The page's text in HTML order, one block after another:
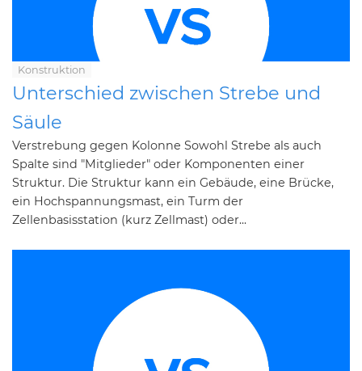
Konstruktion
Unterschied zwischen Strebe und
Säule
Verstrebung gegen Kolonne Sowohl Strebe als auch
Spalte sind "Mitglieder" oder Komponenten einer
Struktur. Die Struktur kann ein Gebäude, eine Brücke,
ein Hochspannungsmast, ein Turm der
Zellenbasisstation (kurz Zellmast) oder...